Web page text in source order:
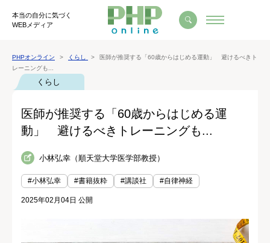
本当の自分に気づく
WEBメディア
PHPオンライン くらし
医師が推奨する「60歳からはじめる運動」 避けるべきト
レーニングも...
くらし
医師が推奨する「60歳からはじめる運
動」 避けるべきトレーニングも...
小林弘幸（順天堂大学医学部教授）
#小林弘幸 #書籍抜粋 #講談社 #自律神経
2025年02月04日 公開